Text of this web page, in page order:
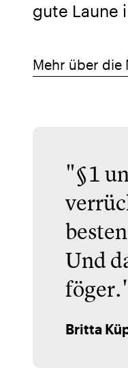
gute Laune
Mehr über die
"§1
Und
Britta